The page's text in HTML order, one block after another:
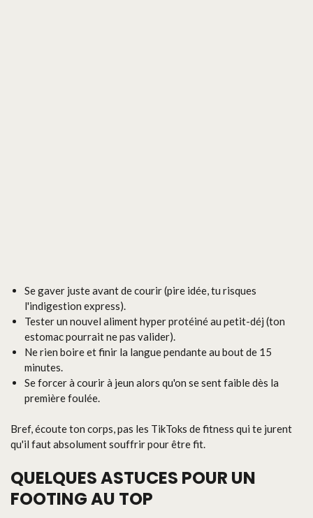
Se gaver juste avant de courir (pire idée, tu risques
l'indigestion express).
Tester un nouvel aliment hyper protéiné au petit-déj (ton
estomac pourrait ne pas valider).
Ne rien boire et finir la langue pendante au bout de 15
minutes.
Se forcer à courir à jeun alors qu'on se sent faible dès la
première foulée.
Bref, écoute ton corps, pas les TikToks de fitness qui te jurent
qu'il faut absolument souffrir pour être fit.
QUELQUES ASTUCES POUR UN
FOOTING AU TOP